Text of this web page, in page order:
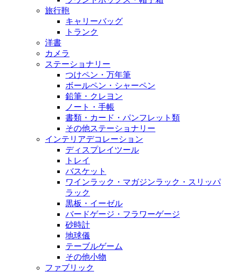
旅行鞄
キャリーバッグ
トランク
洋書
カメラ
ステーショナリー
つけペン・万年筆
ボールペン・シャーペン
鉛筆・クレヨン
ノート・手帳
書類・カード・パンフレット類
その他ステーショナリー
インテリアデコレーション
ディスプレイツール
トレイ
バスケット
ワインラック・マガジンラック・スリッパ
ラック
黒板・イーゼル
バードゲージ・フラワーゲージ
砂時計
地球儀
テーブルゲーム
その他小物
ファブリック